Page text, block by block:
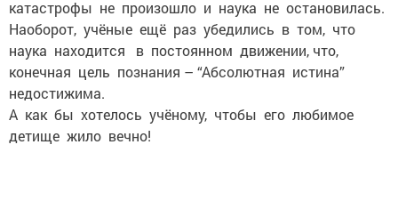
катастрофы не произошло и нау­ка не остановилась.
Наоборот, учёные ещё раз убедились в том, что
наука находится в постоянном движении, что,
конечная цель познания – “Абсолютная истина”
недостижима.
А как бы хотелось учёному, чтобы его любимое
детище жило вечно!